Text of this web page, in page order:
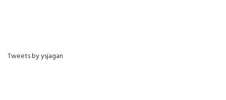
Tweets by ysjagan